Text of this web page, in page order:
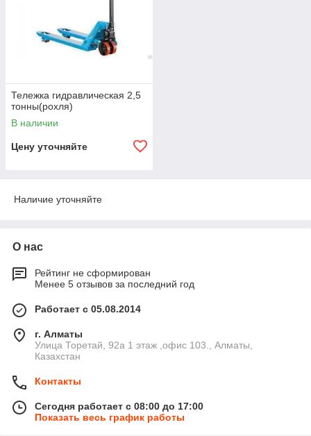
Тележка гидравлическая 2,5
тонны(рохля)
В наличии
Цену уточняйте
Наличие уточняйте
О нас
Рейтинг не сформирован
Менее 5 отзывов за последний год
Работает с 05.08.2014
г. Алматы
​Улица Торетай, 92а​ 1 этаж ,офис 103., Алматы,
Казахстан
Контакты
Сегодня работает с 08:00 до 17:00
Показать весь график работы